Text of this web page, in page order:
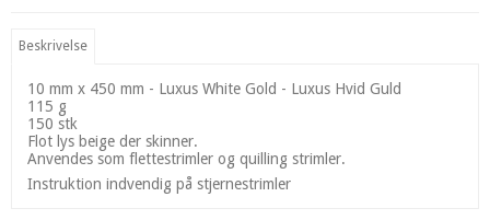
Beskrivelse
10 mm x 450 mm - Luxus White Gold - Luxus Hvid Guld
115 g
150 stk
Flot lys beige der skinner.
Anvendes som flettestrimler og quilling strimler.
Instruktion indvendig på stjernestrimler